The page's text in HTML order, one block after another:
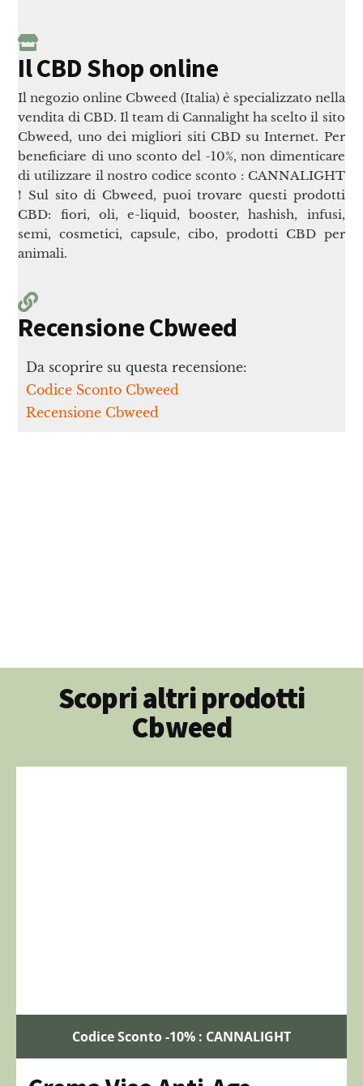
Il CBD Shop online
Il negozio online Cbweed (Italia) è specializzato nella
vendita di CBD. Il team di Cannalight ha scelto il sito
Cbweed, uno dei migliori siti CBD su Internet. Per
beneficiare di uno sconto del -10%, non dimenticare
di utilizzare il nostro codice sconto : CANNALIGHT
! Sul sito di Cbweed, puoi trovare questi prodotti
CBD: fiori, oli, e-liquid, booster, hashish, infusi,
semi, cosmetici, capsule, cibo, prodotti CBD per
animali.
Recensione Cbweed
Da scoprire su questa recensione:
Codice Sconto Cbweed
Recensione Cbweed
Scopri altri prodotti
Cbweed
Codice Sconto -10% : CANNALIGHT